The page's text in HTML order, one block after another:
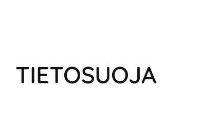
TIETOSUOJA